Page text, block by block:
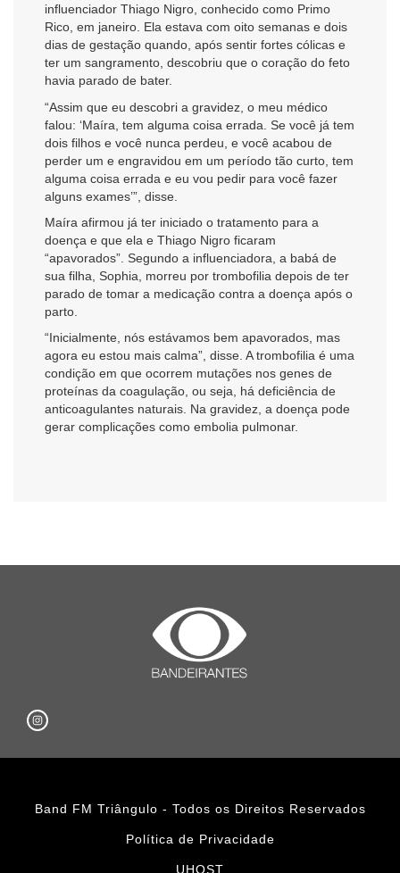
influenciador Thiago Nigro, conhecido como Primo
Rico, em janeiro. Ela estava com oito semanas e dois
dias de gestação quando, após sentir fortes cólicas e
ter um sangramento, descobriu que o coração do feto
havia parado de bater.
“Assim que eu descobri a gravidez, o meu médico
falou: ‘Maíra, tem alguma coisa errada. Se você já tem
dois filhos e você nunca perdeu, e você acabou de
perder um e engravidou em um período tão curto, tem
alguma coisa errada e eu vou pedir para você fazer
alguns exames’”, disse.
Maíra afirmou já ter iniciado o tratamento para a
doença e que ela e Thiago Nigro ficaram
“apavorados”. Segundo a influenciadora, a babá de
sua filha, Sophia, morreu por trombofilia depois de ter
parado de tomar a medicação contra a doença após o
parto.
“Inicialmente, nós estávamos bem apavorados, mas
agora eu estou mais calma”, disse. A trombofilia é uma
condição em que ocorrem mutações nos genes de
proteínas da coagulação, ou seja, há deficiência de
anticoagulantes naturais. Na gravidez, a doença pode
gerar complicações como embolia pulmonar.
Band FM Triângulo - Todos os Direitos Reservados
Política de Privacidade
UHOST